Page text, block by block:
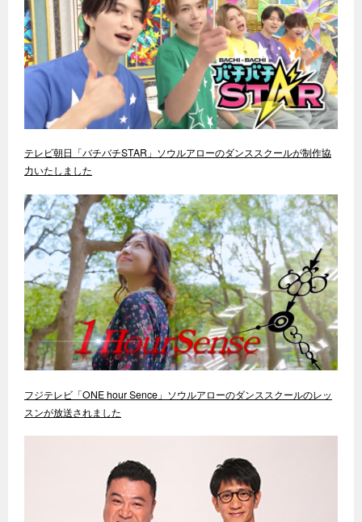
テレビ朝日「バチバチSTAR」ソウルアローのダンススクールが制作協
力いたしました
フジテレビ「ONE hour Sence」ソウルアローのダンススクールのレッ
スンが放送されました